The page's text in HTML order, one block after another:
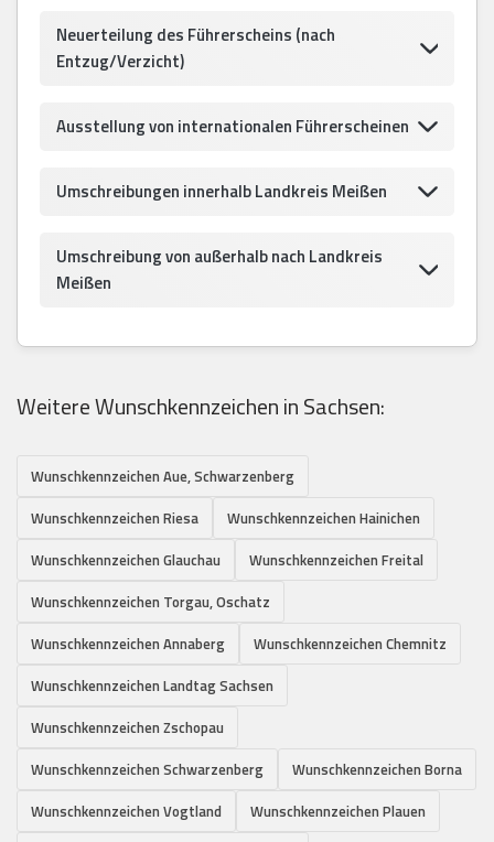
Neuerteilung des Führerscheins (nach
Entzug/Verzicht)
Ausstellung von internationalen Führerscheinen
Umschreibungen innerhalb Landkreis Meißen
Umschreibung von außerhalb nach Landkreis
Meißen
Weitere Wunschkennzeichen in Sachsen:
Wunschkennzeichen Aue, Schwarzenberg
Wunschkennzeichen Riesa
Wunschkennzeichen Hainichen
Wunschkennzeichen Glauchau
Wunschkennzeichen Freital
Wunschkennzeichen Torgau, Oschatz
Wunschkennzeichen Annaberg
Wunschkennzeichen Chemnitz
Wunschkennzeichen Landtag Sachsen
Wunschkennzeichen Zschopau
Wunschkennzeichen Schwarzenberg
Wunschkennzeichen Borna
Wunschkennzeichen Vogtland
Wunschkennzeichen Plauen